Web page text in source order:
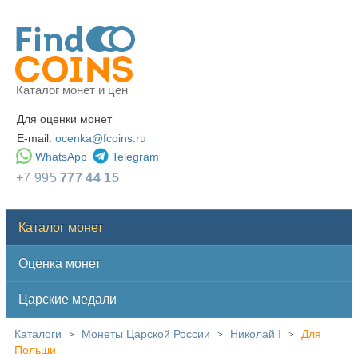
Каталог монет и цен
Для оценки монет
E-mail: ocenka@fcoins.ru
WhatsApp
Telegram
+7 995777 44 15
Каталог монет
Оценка монет
Царские медали
Каталоги > Монеты Царской России > Николай I >
Для
Польши